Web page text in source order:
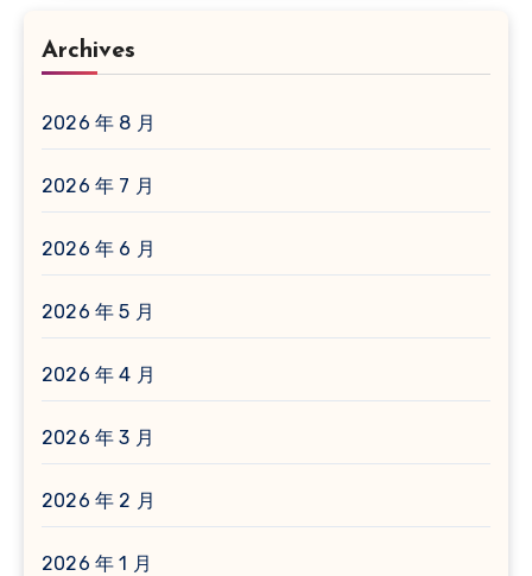
Archives
2026 年 8 月
2026 年 7 月
2026 年 6 月
2026 年 5 月
2026 年 4 月
2026 年 3 月
2026 年 2 月
2026 年 1 月